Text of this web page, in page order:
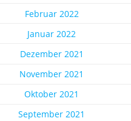
Februar 2022
Januar 2022
Dezember 2021
November 2021
Oktober 2021
September 2021